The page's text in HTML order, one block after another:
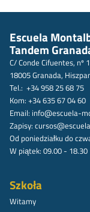
Escuela
Tandem
C/ Conde Cifuentes, nº
18005 Granada,
Tel.: +34 958 25 68 75
Kom: +34 635 67 04 60
Email: info@escuela-
Zapisy:
Od poniedziałku do
W piątek: 09.00 - 18.30
Szkoła
Witamy